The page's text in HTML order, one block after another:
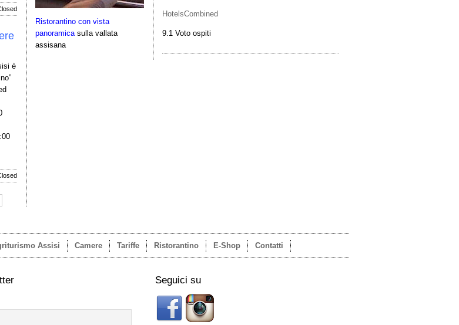
è
Ristorantino con vista
panoramicasulla vallata
assisana
HotelsCombined
9.1 Voto ospiti
Assisi Camere Tariffe Ristorantino E-Shop
Contatti
Seguici su